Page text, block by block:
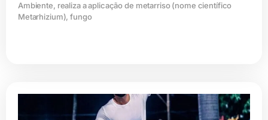
Ambiente, realiza a aplicação de metarriso (nome científico
Metarhizium), fungo